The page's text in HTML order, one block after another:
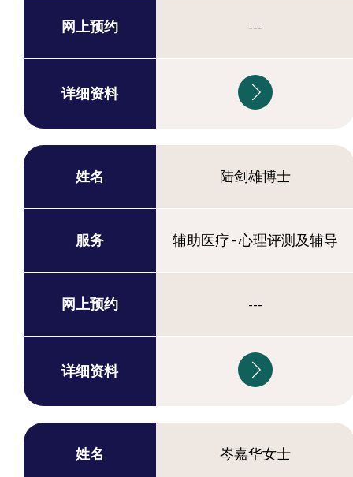
网上预约 ---
详细资料
姓名 陆剑雄博士
服务 辅助医疗 - 心理评测及辅导
网上预约 ---
详细资料
姓名 岑嘉华女士